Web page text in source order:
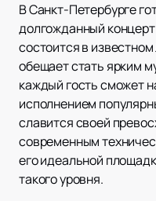
В Санкт-Петербурге
долгожданный
состоится в
обещает стать ярким
каждый гость сможет
исполнением
славится своей
современным
его идеальной
такого уровня.